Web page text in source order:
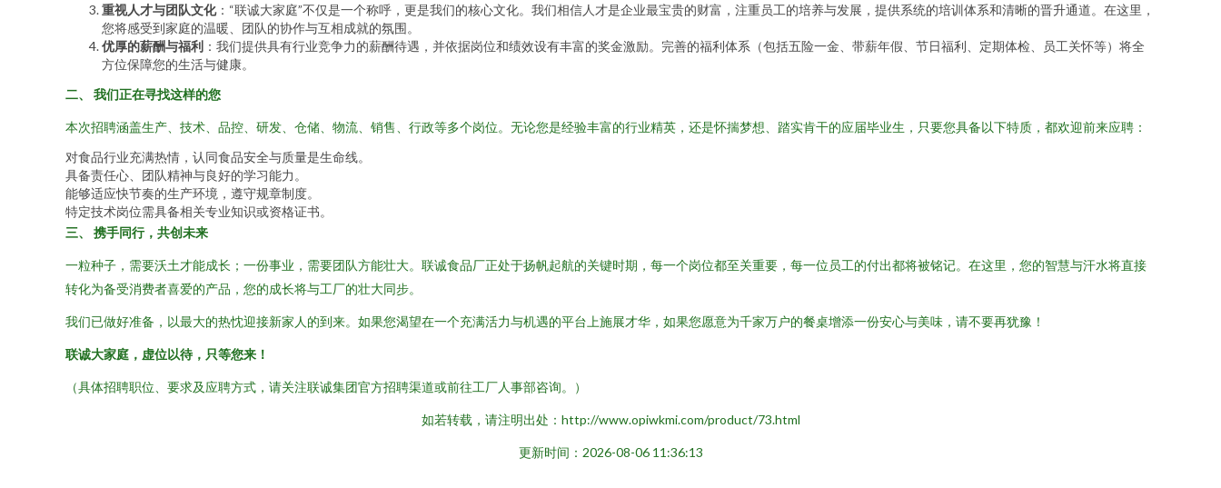
重视人才与团队文化：“联诚大家庭”不仅是一个称呼，更是我们的核心文化。我们相信人才是企业最宝贵的财富，注重员工的培养与发展，提供系统的培训体系和清晰的晋升通道。在这里，
您将感受到家庭的温暖、团队的协作与互相成就的氛围。
优厚的薪酬与福利 ：我们提供具有行业竞争力的薪酬待遇，并依据岗位和绩效设有丰富的奖金激励。完善的福利体系（包括五险一金、带薪年假、节日福利、定期体检、员工关怀等）将全
方位保障您的生活与健康。
二、 我们正在寻找这样的您
本次招聘涵盖生产、技术、品控、研发、仓储、物流、销售、行政等多个岗位。无论您是经验丰富的行业精英，还是怀揣梦想、踏实肯干的应届毕业生，只要您具备以下特质，都欢迎前来应聘：
对食品行业充满热情，认同食品安全与质量是生命线。
具备责任心、团队精神与良好的学习能力。
能够适应快节奏的生产环境，遵守规章制度。
特定技术岗位需具备相关专业知识或资格证书。
三、 携手同行，共创未来
一粒种子，需要沃土才能成长；一份事业，需要团队方能壮大。联诚食品厂正处于扬帆起航的关键时期，每一个岗位都至关重要，每一位员工的付出都将被铭记。在这里，您的智慧与汗水将直接
转化为备受消费者喜爱的产品，您的成长将与工厂的壮大同步。
我们已做好准备，以最大的热忱迎接新家人的到来。如果您渴望在一个充满活力与机遇的平台上施展才华，如果您愿意为千家万户的餐桌增添一份安心与美味，请不要再犹豫！
联诚大家庭，虚位以待，只等您来！
（具体招聘职位、要求及应聘方式，请关注联诚集团官方招聘渠道或前往工厂人事部咨询。）
如若转载，请注明出处：http://www.opiwkmi.com/product/73.html
更新时间：2026-08-06 11:36:13